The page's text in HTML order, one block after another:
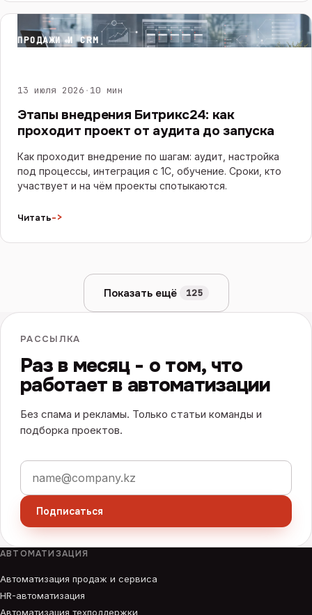
ПРОДАЖИ И CRM
13 июля 2026 · 10 мин
Этапы внедрения Битрикс24: как
проходит проект от аудита до запуска
Как проходит внедрение по шагам: аудит, настройка
под процессы, интеграция с 1С, обучение. Сроки, кто
участвует и на чём проекты спотыкаются.
Читать->
Показать ещё 125
РАССЫЛКА
Раз в месяц - о том, что
работает в автоматизации
Без спама и рекламы. Только статьи команды и
подборка проектов.
Электронная почта
Подписаться
АВТОМАТИЗАЦИЯ
Автоматизация продаж и сервиса
HR-автоматизация
Автоматизация техподдержки